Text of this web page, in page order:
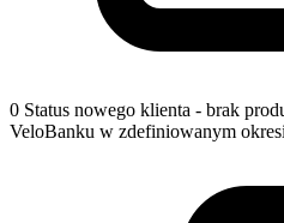
0 Status nowego klienta - brak
VeloBanku w zdefiniowanym